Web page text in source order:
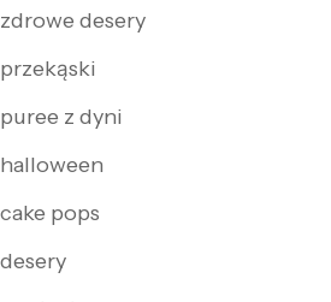
zdrowe desery
przekąski
puree z dyni
halloween
cake pops
desery